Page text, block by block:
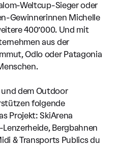
Weltcup-Sieger oder
Gewinnerinnen Michelle
400’000. Und mit
aus der
Odlo oder Patagonia
und dem Outdoor
folgende
Projekt: SkiArena
Bergbahnen
& Transports Publics du